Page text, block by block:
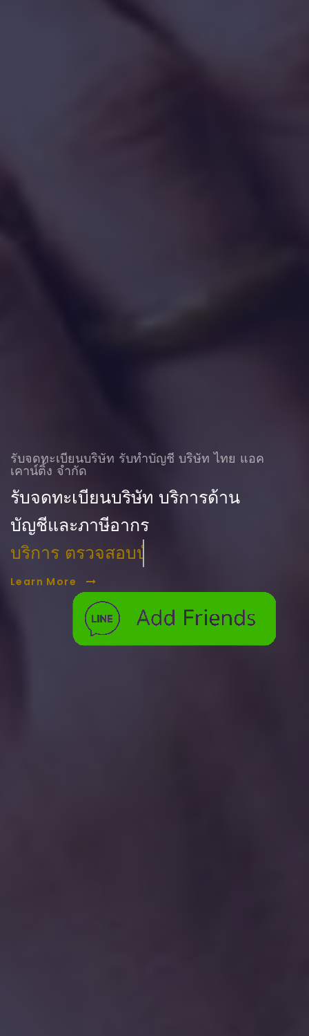
รับจดทะเบียนบริษัท รับทําบัญชี บริษัท ไทย แอค
เคาน์ติ้ง จำกัด
รับจดทะเบียนบริษัท บริการด้าน
บัญชีและภาษีอากร
บริการ ตรวจสอบบัญชี
Learn More